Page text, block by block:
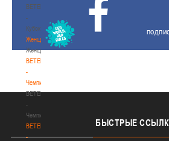
BETERA
-
Кубок
Женщины
Женщины
BETERA
-
Чемпионат
BETERA
-
Чемпионат
BETERA
-
БЫСТРЫЕ